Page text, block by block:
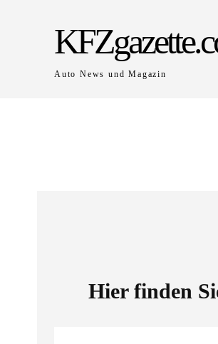
Auto News und Magazin
Hier finden